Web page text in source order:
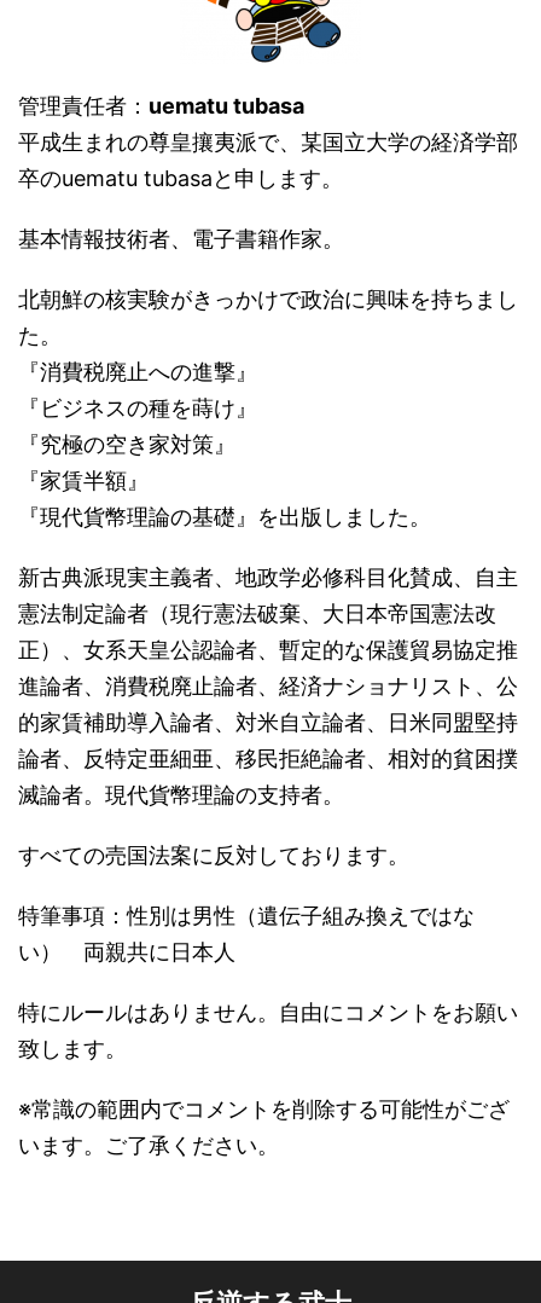
管理責任者： uematu tubasa
平成生まれの尊皇攘夷派で、某国立大学の経済学部
卒のuematu tubasaと申します。
基本情報技術者、電子書籍作家。
北朝鮮の核実験がきっかけで政治に興味を持ちまし
た。
『消費税廃止への進撃』
『ビジネスの種を蒔け』
『究極の空き家対策』
『家賃半額』
『現代貨幣理論の基礎』を出版しました。
新古典派現実主義者、地政学必修科目化賛成、自主
憲法制定論者（現行憲法破棄、大日本帝国憲法改
正）、女系天皇公認論者、暫定的な保護貿易協定推
進論者、消費税廃止論者、経済ナショナリスト、公
的家賃補助導入論者、対米自立論者、日米同盟堅持
論者、反特定亜細亜、移民拒絶論者、相対的貧困撲
滅論者。現代貨幣理論の支持者。
すべての売国法案に反対しております。
特筆事項：性別は男性（遺伝子組み換えではな
い） 両親共に日本人
特にルールはありません。自由にコメントをお願い
致します。
※常識の範囲内でコメントを削除する可能性がござ
います。ご了承ください。